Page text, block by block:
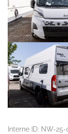
Interne ID: NW-